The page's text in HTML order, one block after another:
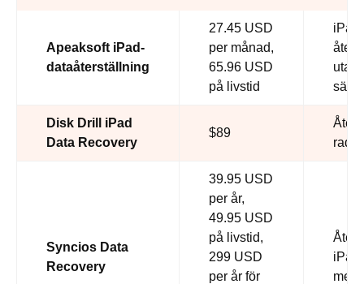
Apeaksoft iPad-
dataåterställning
27.45 USD
per månad,
65.96 USD
på livstid
iPad-
utan
Disk Drill iPad
Data Recovery
$89
Syncios Data
Recovery
39.95 USD
per år,
49.95 USD
på livstid,
299 USD
per år för
iPad-